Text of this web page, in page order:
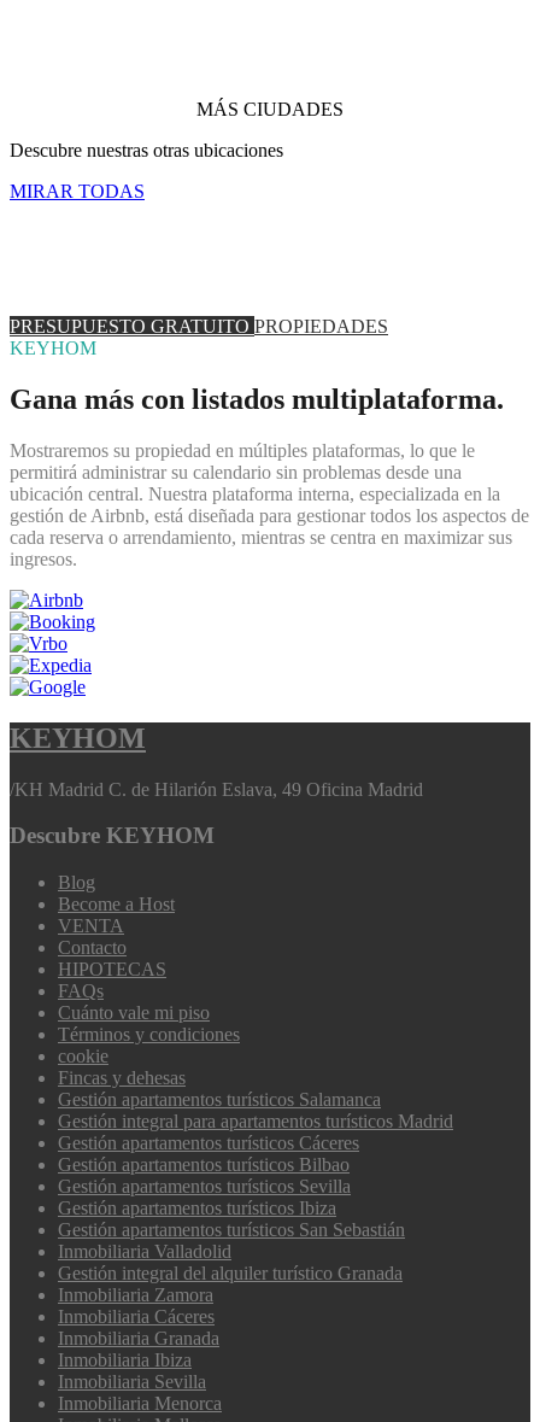
MÁS CIUDADES
Descubre nuestras otras ubicaciones
MIRAR TODAS
PRESUPUESTO GRATUITO PROPIEDADES
KEYHOM
Gana más con listados multiplataforma.
Mostraremos su propiedad en múltiples plataformas, lo que le
permitirá administrar su calendario sin problemas desde una
ubicación central. Nuestra plataforma interna, especializada en la
gestión de Airbnb, está diseñada para gestionar todos los aspectos de
cada reserva o arrendamiento, mientras se centra en maximizar sus
ingresos.
KEYHOM
/KH Madrid C. de Hilarión Eslava, 49 Oficina Madrid
Descubre KEYHOM
Blog
Become a Host
VENTA
Contacto
HIPOTECAS
FAQs
Cuánto vale mi piso
Términos y condiciones
cookie
Fincas y dehesas
Gestión apartamentos turísticos Salamanca
Gestión integral para apartamentos turísticos Madrid
Gestión apartamentos turísticos Cáceres
Gestión apartamentos turísticos Bilbao
Gestión apartamentos turísticos Sevilla
Gestión apartamentos turísticos Ibiza
Gestión apartamentos turísticos San Sebastián
Inmobiliaria Valladolid
Gestión integral del alquiler turístico Granada
Inmobiliaria Zamora
Inmobiliaria Cáceres
Inmobiliaria Granada
Inmobiliaria Ibiza
Inmobiliaria Sevilla
Inmobiliaria Menorca